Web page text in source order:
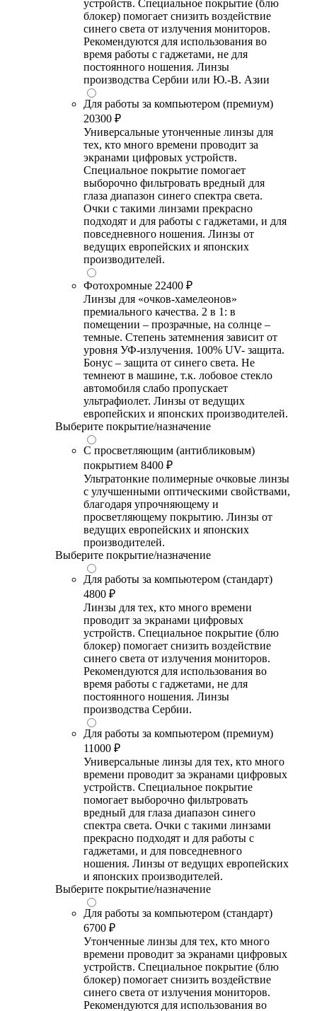
устройств. Специальное покрытие (блю
блокер) помогает снизить воздействие
синего света от излучения мониторов.
Рекомендуются для использования во
время работы с гаджетами, не для
постоянного ношения. Линзы
производства Сербии или Ю.-В. Азии
Для работы за компьютером (премиум)
20300 ₽
Универсальные утонченные линзы для
тех, кто много времени проводит за
экранами цифровых устройств.
Специальное покрытие помогает
выборочно фильтровать вредный для
глаза диапазон синего спектра света.
Очки с такими линзами прекрасно
подходят и для работы с гаджетами, и для
повседневного ношения. Линзы от
ведущих европейских и японских
производителей.
Фотохромные 22400 ₽
Линзы для «очков-хамелеонов»
премиального качества. 2 в 1: в
помещении – прозрачные, на солнце –
темные. Степень затемнения зависит от
уровня УФ-излучения. 100% UV- защита.
Бонус – защита от синего света. Не
темнеют в машине, т.к. лобовое стекло
автомобиля слабо пропускает
ультрафиолет. Линзы от ведущих
европейских и японских производителей.
Выберите покрытие/назначение
С просветляющим (антибликовым)
покрытием 8400 ₽
Ультратонкие полимерные очковые линзы
с улучшенными оптическими свойствами,
благодаря упрочняющему и
просветляющему покрытию. Линзы от
ведущих европейских и японских
производителей.
Выберите покрытие/назначение
Для работы за компьютером (стандарт)
4800 ₽
Линзы для тех, кто много времени
проводит за экранами цифровых
устройств. Специальное покрытие (блю
блокер) помогает снизить воздействие
синего света от излучения мониторов.
Рекомендуются для использования во
время работы с гаджетами, не для
постоянного ношения. Линзы
производства Сербии.
Для работы за компьютером (премиум)
11000 ₽
Универсальные линзы для тех, кто много
времени проводит за экранами цифровых
устройств. Специальное покрытие
помогает выборочно фильтровать
вредный для глаза диапазон синего
спектра света. Очки с такими линзами
прекрасно подходят и для работы с
гаджетами, и для повседневного
ношения. Линзы от ведущих европейских
и японских производителей.
Выберите покрытие/назначение
Для работы за компьютером (стандарт)
6700 ₽
Утонченные линзы для тех, кто много
времени проводит за экранами цифровых
устройств. Специальное покрытие (блю
блокер) помогает снизить воздействие
синего света от излучения мониторов.
Рекомендуются для использования во